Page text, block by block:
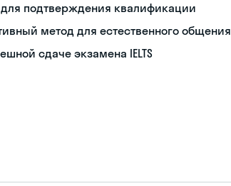
для подтверждения квалификации
метод для естественного общения
сдаче экзамена IELTS